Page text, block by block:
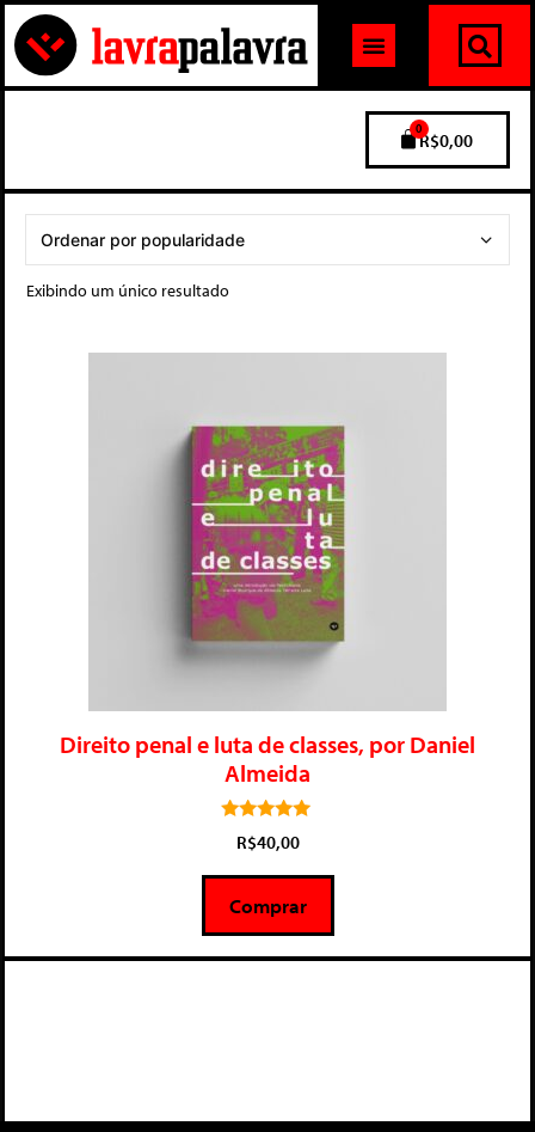
R$0,00
0
Exibindo um único resultado
Direito penal e luta de classes, por Daniel
Almeida
5.00
de 5
R$40,00
Comprar